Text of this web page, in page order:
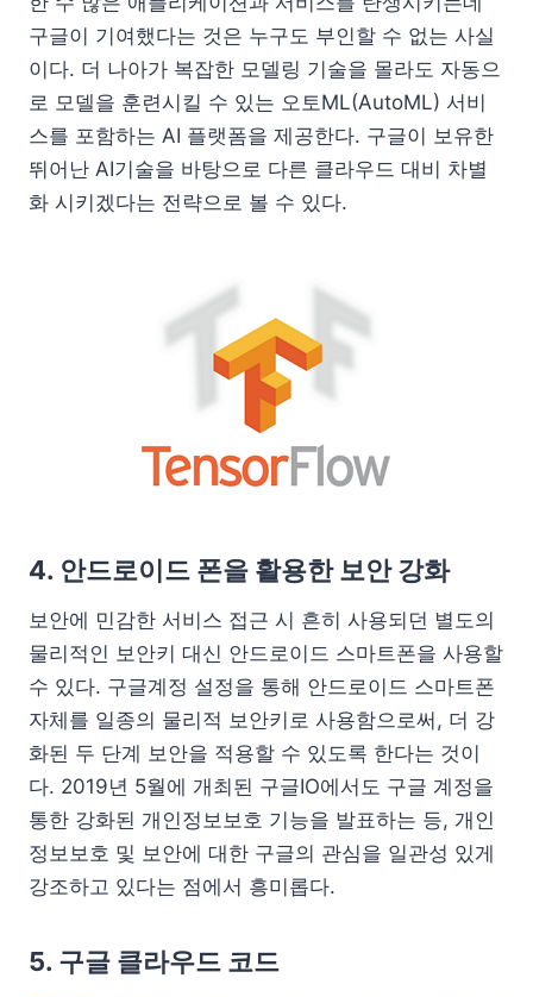
구글이 기여했다는 것은 누구도 부인할 수 없는 사실
이다. 더 나아가 복잡한 모델링 기술을 몰라도 자동으
로 모델을 훈련시킬 수 있는 오토ML(AutoML) 서비
스를 포함하는 AI 플랫폼을 제공한다. 구글이 보유한
뛰어난 AI기술을 바탕으로 다른 클라우드 대비 차별
화 시키겠다는 전략으로 볼 수 있다.
4. 안드로이드 폰을 활용한 보안 강화
보안에 민감한 서비스 접근 시 흔히 사용되던 별도의
물리적인 보안키 대신 안드로이드 스마트폰을 사용할
수 있다. 구글계정 설정을 통해 안드로이드 스마트폰
자체를 일종의 물리적 보안키로 사용함으로써, 더 강
화된 두 단계 보안을 적용할 수 있도록 한다는 것이
다. 2019년 5월에 개최된 구글IO에서도 구글 계정을
통한 강화된 개인정보보호 기능을 발표하는 등, 개인
정보보호 및 보안에 대한 구글의 관심을 일관성 있게
강조하고 있다는 점에서 흥미롭다.
5. 구글 클라우드 코드